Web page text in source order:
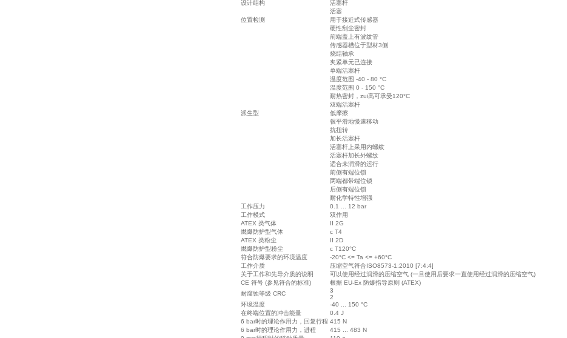
设计结构
活塞杆
活塞
位置检测
用于接近式传感器
派生型
硬性刮尘密封
前端盖上有波纹管
传感器槽位于型材3侧
烧结轴承
夹紧单元已连接
单端活塞杆
温度范围 -40 - 80 °C
温度范围 0 - 150 °C
耐热密封，zui高可承受120°C
双端活塞杆
低摩擦
很平滑地慢速移动
抗扭转
加长活塞杆
活塞杆上采用内螺纹
活塞杆加长外螺纹
适合未润滑的运行
前侧有端位锁
两端都带端位锁
后侧有端位锁
耐化学特性增强
工作压力
0.1 ... 12 bar
工作模式
双作用
ATEX 类气体
II 2G
燃爆防护型气体
c T4
ATEX 类粉尘
II 2D
燃爆防护型粉尘
c T120°C
符合防爆要求的环境温度
-20°C <= Ta <= +60°C
工作介质
压缩空气符合ISO8573-1:2010 [7:4:4]
关于工作和先导介质的说明
可以使用经过润滑的压缩空气 (一旦使用后要求一直使用经过润滑的压缩空气)
CE 符号 (参见符合的标准)
根据 EU-Ex 防爆指导原则 (ATEX)
耐腐蚀等级 CRC
3
2
环境温度
-40 ... 150 °C
在终端位置的冲击能量
0.4 J
6 bar时的理论作用力，回复行程 415 N
6 bar时的理论作用力，进程
415 ... 483 N